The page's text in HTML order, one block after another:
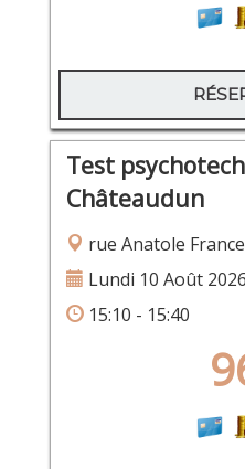
Test
Châteaudun
rue Anatole
Lundi 10 Août 2026
15:10 - 15:40